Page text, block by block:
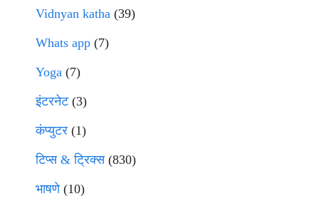
Vidnyan katha (39)
Whats app (7)
Yoga (7)
इंटरनेट(3)
कंप्युटर (1)
टिप्स & ट्रिक्स(830)
भाषणे(10)